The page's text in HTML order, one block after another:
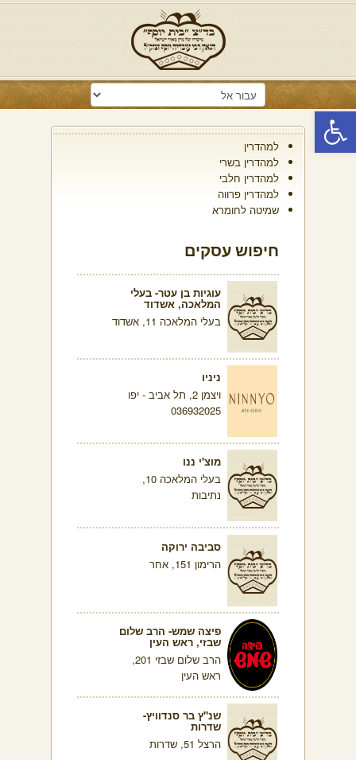
פתח סרגל נגישות
למהדרין
למהדרין בשרי
למהדרין חלבי
למהדרין פרווה
שמיטה לחומרא
חיפוש עסקים
עוגיות בן עטר- בעלי
המלאכה, אשדוד
בעלי המלאכה 11, אשדוד
ניניו
ויצמן 2, תל אביב - יפו
036932025
מוצ'י ננו
בעלי המלאכה 10,
נתיבות
סביבה ירוקה
הרימון 151, אחר
פיצה שמש- הרב שלום
שבזי, ראש העין
הרב שלום שבזי 201,
ראש העין
שנ"ץ בר סנדוויץ-
שדרות
הרצל 51, שדרות